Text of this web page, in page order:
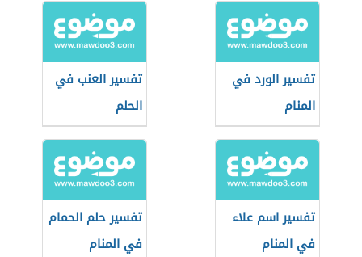
تفسير الورد في
المنام
تفسير العنب في
الحلم
تفسير اسم علاء
في المنام
تفسير حلم الحمام
في المنام